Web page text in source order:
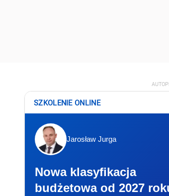
SZKOLENIE ONLINE
Jarosław Jurga
Nowa klasyfikacja
budżetowa od 2027